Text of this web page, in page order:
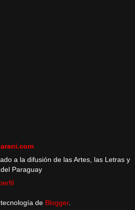
a la difusión de las Artes, las Letras y
Paraguay
de Blogger.